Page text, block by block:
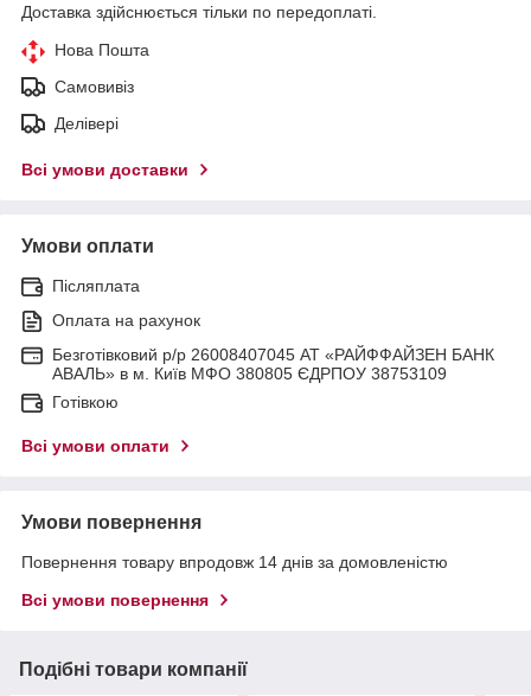
Доставка здійснюється тільки по передоплаті.
Нова Пошта
Самовивіз
Делівері
Всі умови доставки
Умови оплати
Післяплата
Оплата на рахунок
Безготівковий р/р 26008407045 АТ «РАЙФФАЙЗЕН БАНК
АВАЛЬ» в м. Київ МФО 380805 ЄДРПОУ 38753109
Готівкою
Всі умови оплати
Умови повернення
Повернення товару впродовж 14 днів за домовленістю
Всі умови повернення
Подібні товари компанії